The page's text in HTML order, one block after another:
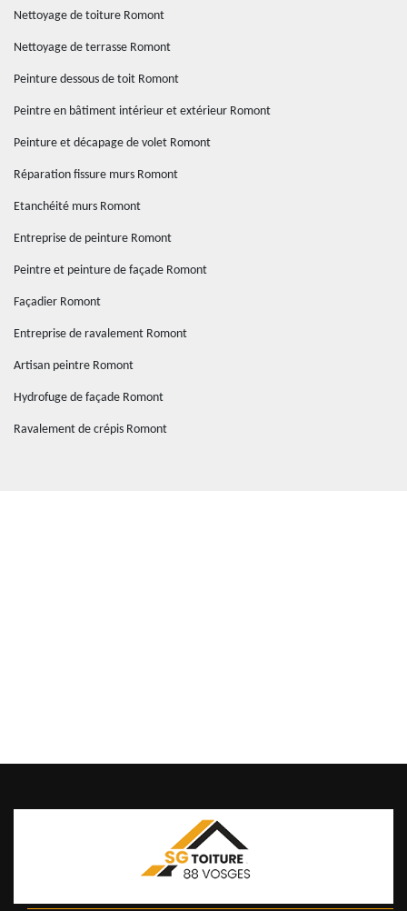
Nettoyage de toiture Romont
Nettoyage de terrasse Romont
Peinture dessous de toit Romont
Peintre en bâtiment intérieur et extérieur Romont
Peinture et décapage de volet Romont
Réparation fissure murs Romont
Etanchéité murs Romont
Entreprise de peinture Romont
Peintre et peinture de façade Romont
Façadier Romont
Entreprise de ravalement Romont
Artisan peintre Romont
Hydrofuge de façade Romont
Ravalement de crépis Romont